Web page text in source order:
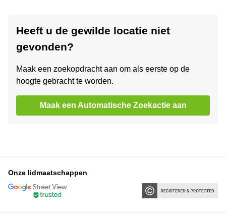
Heeft u de gewilde locatie niet
gevonden?
Maak een zoekopdracht aan om als eerste op de
hoogte gebracht te worden.
Maak een Automatische Zoekactie aan
Onze lidmaatschappen